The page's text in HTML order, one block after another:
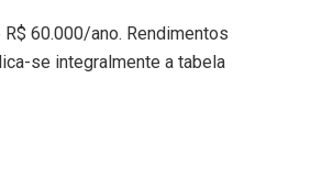
60.000/ano. Rendimentos
se integralmente a tabela